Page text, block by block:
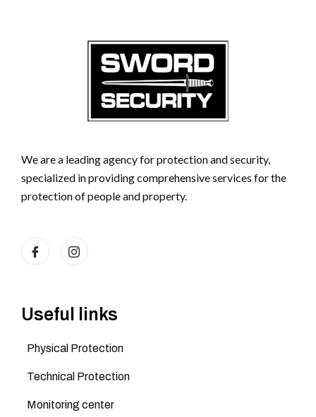
We are a leading agency for protection and security,
specialized in providing comprehensive services for the
protection of people and property.
Useful links
Physical Protection
Technical Protection
Monitoring center